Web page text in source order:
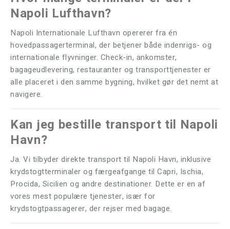
Napoli Lufthavn?
Napoli Internationale Lufthavn opererer fra én
hovedpassagerterminal, der betjener både indenrigs- og
internationale flyvninger. Check-in, ankomster,
bagageudlevering, restauranter og transporttjenester er
alle placeret i den samme bygning, hvilket gør det nemt at
navigere.
Kan jeg bestille transport til Napoli
Havn?
Ja. Vi tilbyder direkte transport til Napoli Havn, inklusive
krydstogtterminaler og færgeafgange til Capri, Ischia,
Procida, Sicilien og andre destinationer. Dette er en af ​​
vores mest populære tjenester, især for
krydstogtpassagerer, der rejser med bagage.